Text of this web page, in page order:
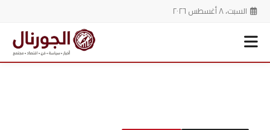
السبت، ٨ أغسطس ٢٠٢٦